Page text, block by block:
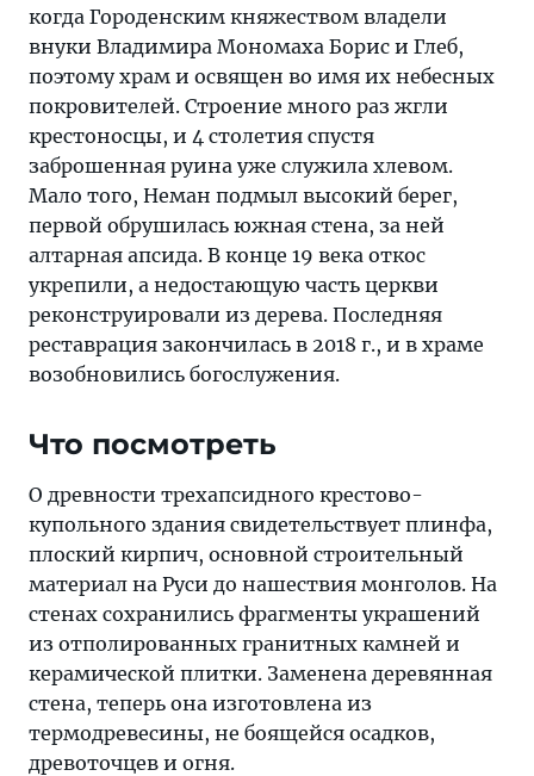
когда Городенским княжеством владели
внуки Владимира Мономаха Борис и Глеб,
поэтому храм и освящен во имя их небесных
покровителей. Строение много раз жгли
крестоносцы, и 4 столетия спустя
заброшенная руина уже служила хлевом.
Мало того, Неман подмыл высокий берег,
первой обрушилась южная стена, за ней
алтарная апсида. В конце 19 века откос
укрепили, а недостающую часть церкви
реконструировали из дерева. Последняя
реставрация закончилась в 2018 г., и в храме
возобновились богослужения.
Что посмотреть
О древности трехапсидного крестово-
купольного здания свидетельствует плинфа,
плоский кирпич, основной строительный
материал на Руси до нашествия монголов. На
стенах сохранились фрагменты украшений
из отполированных гранитных камней и
керамической плитки. Заменена деревянная
стена, теперь она изготовлена из
термодревесины, не боящейся осадков,
древоточцев и огня.